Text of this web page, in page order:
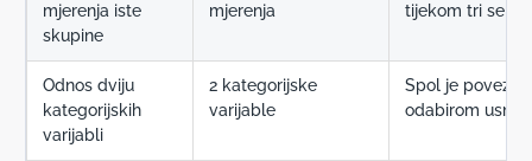
mjerenja iste
skupine
mjerenja
tijekom tri
Odnos dviju
kategorijskih
varijabli
2 kategorijske
varijable
Spol je
odabirom